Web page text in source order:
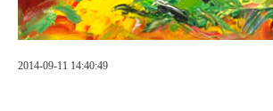
2014-09-11 14:40:49